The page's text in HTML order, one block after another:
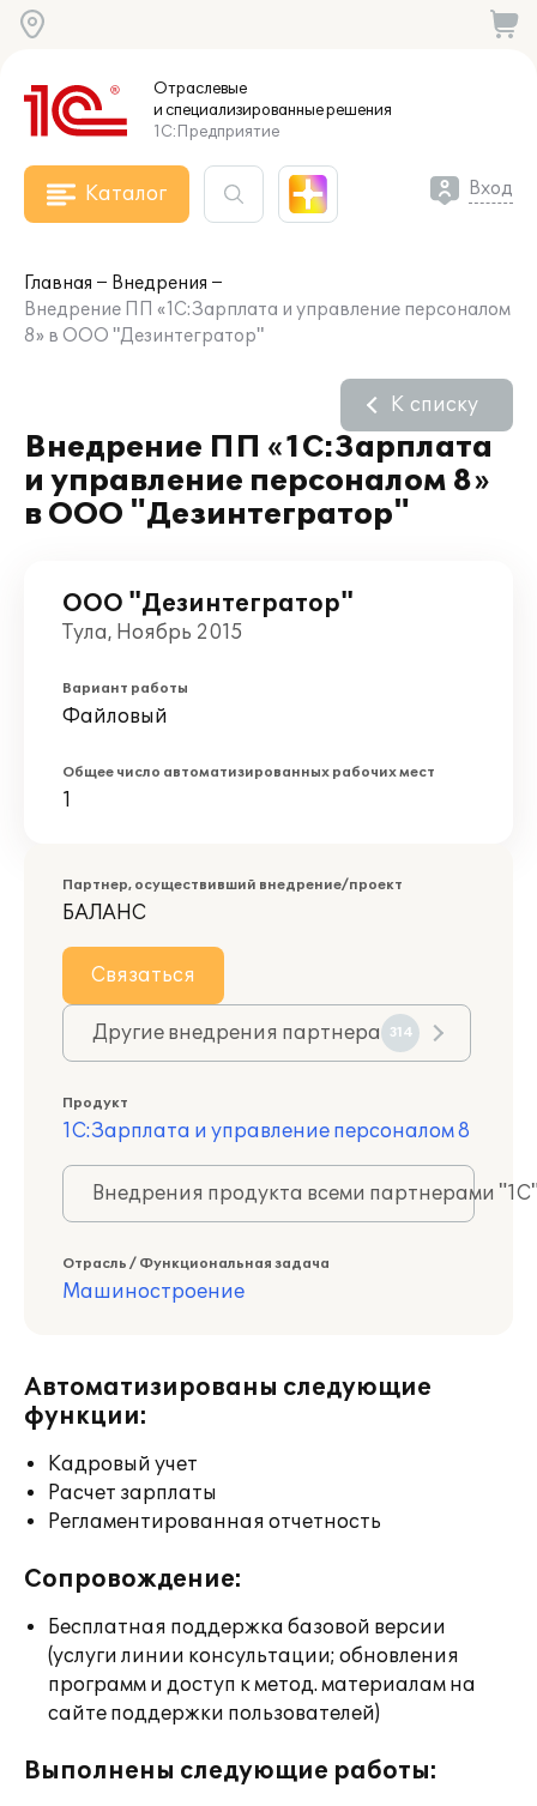
Отраслевые
и специализированныерешения
1С:Предприятие
Каталог Вход
Главная
Внедрения
Внедрение ПП «1С:Зарплата и управление персоналом
8» в ООО "Дезинтегратор"
Внедрение ПП «1С:Зарплата
и управление персоналом 8»
в ООО "Дезинтегратор"
К списку
ООО "Дезинтегратор"
Тула, Ноябрь 2015
Вариант работы
Файловый
Общее число автоматизированных рабочих мест
1
Партнер, осуществивший внедрение/проект
БАЛАНС
Связаться
Другие внедрения партнера 314
Продукт
1С:Зарплата и управление персоналом 8
Внедрения продукта всеми партнерами
Отрасль / Функциональная задача
Машиностроение
Автоматизированы следующие
функции:
Кадровый учет
Расчет зарплаты
Регламентированная отчетность
Сопровождение:
Бесплатная поддержка базовой версии
(услуги линии консультации; обновления
программ и доступ к метод. материалам на
сайте поддержки пользователей)
Выполнены следующие работы: